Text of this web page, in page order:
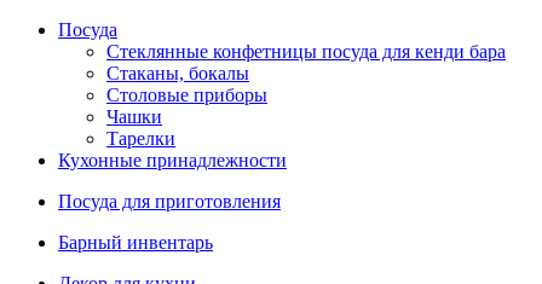
Посуда
Стеклянные конфетницы посуда для кенди бара
Стаканы, бокалы
Столовые приборы
Чашки
Тарелки
Кухонные принадлежности
Посуда для приготовления
Барный инвентарь